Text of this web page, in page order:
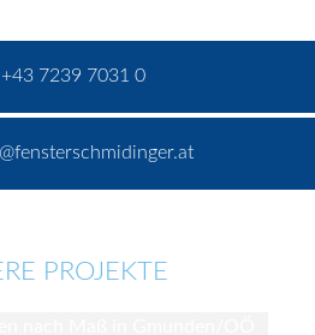
+43 7239 7031 0
PROJEKTE